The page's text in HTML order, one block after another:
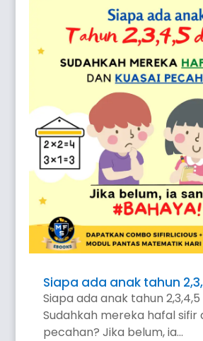
Siapa ada anak tahun
Siapa ada anak tahun
Sudahkah mereka hafal sifir
pecahan? Jika belum, ia...